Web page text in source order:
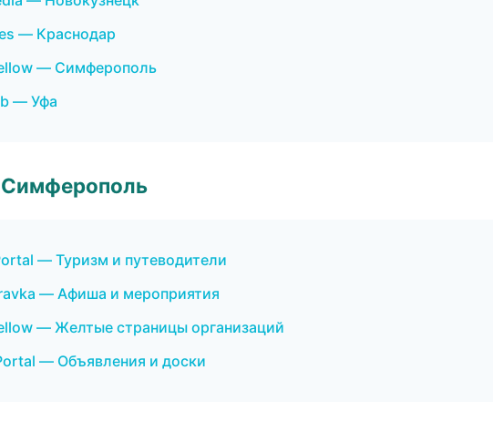
— Краснодар
— Симферополь
— Уфа
— Туризм и путеводители
— Афиша и мероприятия
— Желтые страницы организаций
— Объявления и доски